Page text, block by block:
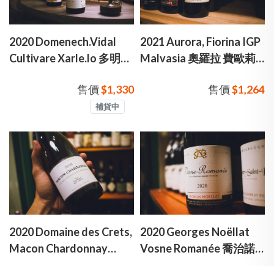
2020 Domenech.Vidal
Cultivare Xarle.lo 多明尼
售價$1,330
補貨中
2021 Aurora, Fiorina IGP
Malvasia 奧羅拉 費歐莉
售價$1,264
2020 Domaine des Crets,
Macon Chardonnay
2020 Georges Noëllat
Vosne Romanée 喬治諾